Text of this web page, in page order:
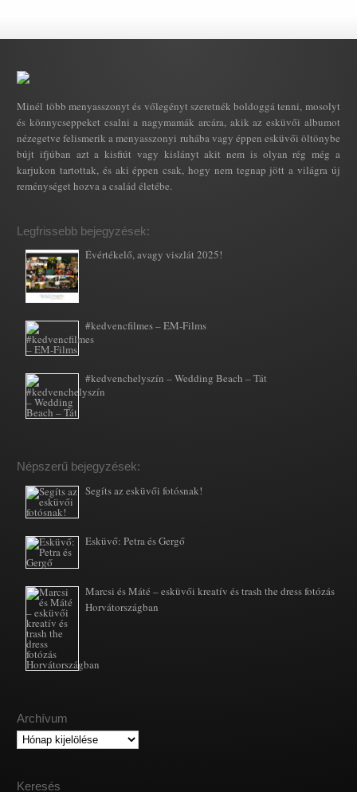
Minél több menyasszonyt és vőlegényt szeretnék boldoggá tenni, mosolyt
és könnycseppeket csalni a nagymamák arcára, akik az esküvői albumot
nézegetve felismerik a menyasszonyi ruhába vagy éppen esküvői öltönybe
bújt ifjúban azt a kisfiút vagy kislányt akit nem is olyan rég még a
karjukon tartottak, és aki éppen csak, hogy nem tegnap jött a világra új
reménységet hozva a család életébe.
Legfrissebb bejegyzések:
Évértékelő, avagy viszlát 2025!
#kedvencfilmes – EM-Films
#kedvenchelyszín – Wedding Beach – Tát
Népszerű bejegyzések:
Segíts az esküvői fotósnak!
Esküvő: Petra és Gergő
Marcsi és Máté – esküvői kreatív és trash the dress fotózás
Horvátországban
Archívum
Archívum
Keresés